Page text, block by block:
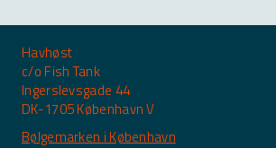
Havhøst
c/o Fish Tank
Ingerslevsgade 44
DK-1705 København V
Bølgemarken i København